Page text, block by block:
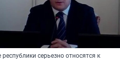
серьезно относятся к